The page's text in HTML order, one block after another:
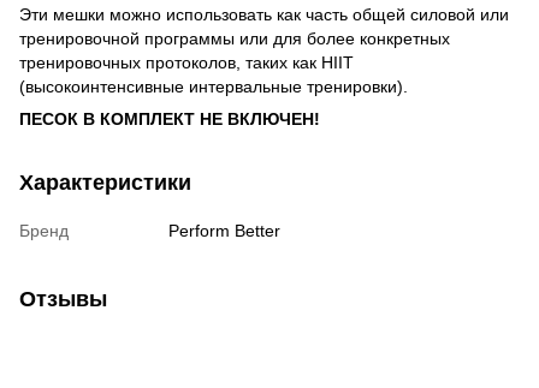
Эти мешки можно использовать как часть общей силовой или
тренировочной программы или для более конкретных
тренировочных протоколов, таких как HIIT
(высокоинтенсивные интервальные тренировки).
ПЕСОК В КОМПЛЕКТ НЕ ВКЛЮЧЕН!
Характеристики
Бренд Perform Better
Отзывы